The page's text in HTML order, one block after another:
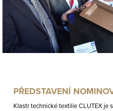
PŘEDSTAVENÍ
Klastr technické textilie CLUTEX je